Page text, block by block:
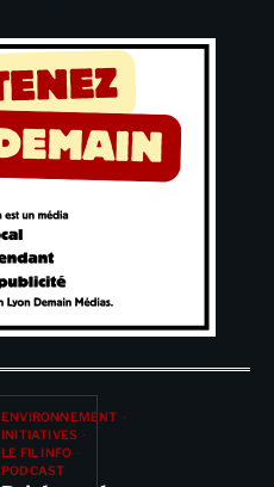
ENVIRONNEMENT
INITIATIVES
LE FIL INFO
PODCAST